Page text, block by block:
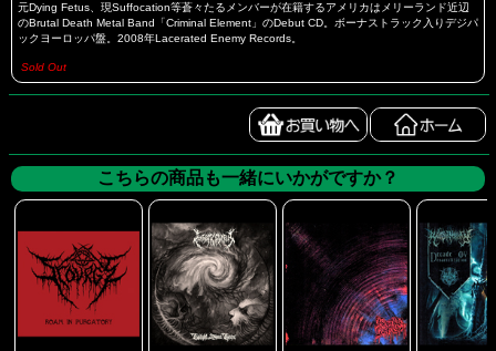
元Dying Fetus、現Suffocation等蒼々たるメンバーが在籍するアメリカはメリーランド近辺
のBrutal Death Metal Band「Criminal Element」のDebut CD。ボーナストラック入りデジパ
ックヨーロッパ盤。2008年Lacerated Enemy Records。
Sold Out
こちらの商品も一緒にいかがですか？